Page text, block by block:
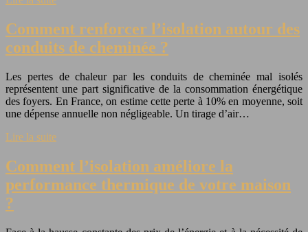
Comment renforcer l’isolation autour des
conduits de cheminée ?
Les pertes de chaleur par les conduits de cheminée mal isolés
représentent une part significative de la consommation énergétique
des foyers. En France, on estime cette perte à 10% en moyenne, soit
une dépense annuelle non négligeable. Un tirage d’air…
Lire la suite
Comment l’isolation améliore la
performance thermique de votre maison
?